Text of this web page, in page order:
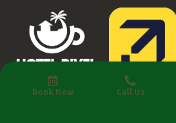
Book Now Call Us